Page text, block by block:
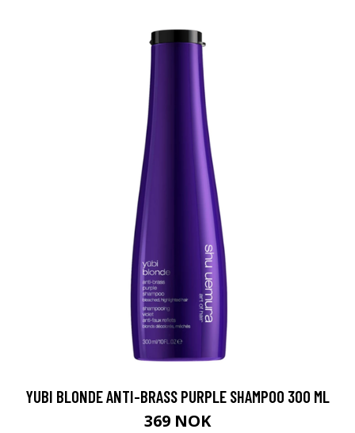
YUBI BLONDE ANTI-BRASS PURPLE SHAMPOO 300 ML
369 NOK